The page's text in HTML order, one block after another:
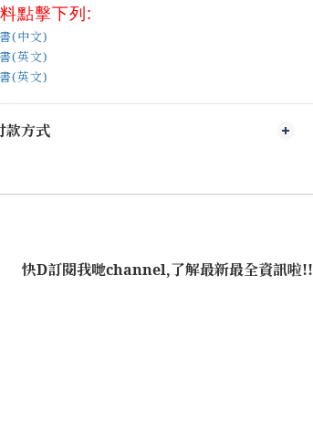
點擊下列:
(中文)
(英文)
(英文)
款方式
快D訂閱我哋channel,了解最新最全資訊啦!!